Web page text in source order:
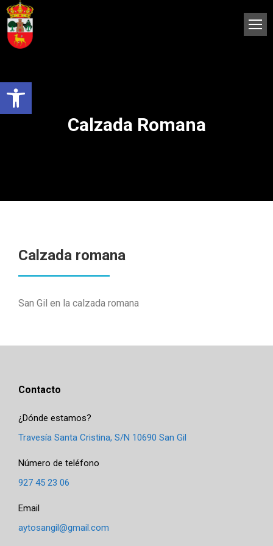
Abrir barra de herramientas
Calzada Romana
Calzada romana
San Gil en la calzada romana
Contacto
¿Dónde estamos?
Travesía Santa Cristina, S/N 10690 San Gil
Número de teléfono
927 45 23 06
Email
aytosangil@gmail.com